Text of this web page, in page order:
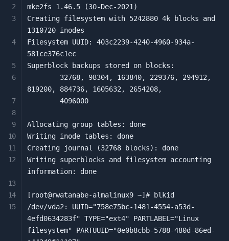
mke2fs 1.46.5 (30-Dec-2021)
Creating filesystem with 5242880 4k blocks and
1310720 inodes
Filesystem UUID: 403c2239-4240-4960-934a-
581ce376c1ec
Superblock backups stored on blocks:
819200, 884736, 1605632, 2654208,
        4096000
Allocating group tables: done
Writing inode tables: done
Creating journal (32768 blocks): done
Writing superblocks and filesystem accounting
information: done
[root@rwatanabe-almalinux9 ~]# blkid
/dev/vda2: UUID="758e75bc-1481-4554-a53d-
4efd0634283f" TYPE="ext4" PARTLABEL="Linux
filesystem" PARTUUID="0e0b8cbb-5788-480d-86ed-